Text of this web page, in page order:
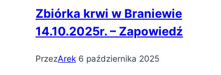
Zbiórka krwi w Braniewie
14.10.2025r. – Zapowiedź
PrzezArek 6 października 2025